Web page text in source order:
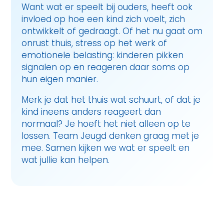
Want wat er speelt bij ouders, heeft ook
invloed op hoe een kind zich voelt, zich
ontwikkelt of gedraagt. Of het nu gaat om
onrust thuis, stress op het werk of
emotionele belasting: kinderen pikken
signalen op en reageren daar soms op
hun eigen manier.
Merk je dat het thuis wat schuurt, of dat je
kind ineens anders reageert dan
normaal? Je hoeft het niet alleen op te
lossen. Team Jeugd denken graag met je
mee. Samen kijken we wat er speelt en
wat jullie kan helpen.